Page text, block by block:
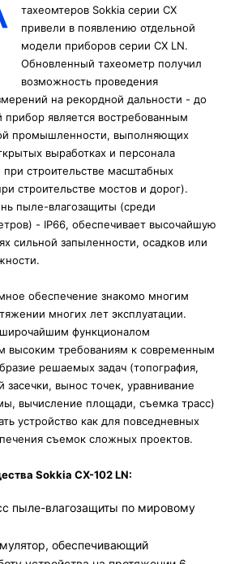
тахеомтеров Sokkia серии CX
привели в появлению отдельной
модели приборов серии CX LN.
Обновленный тахеометр получил
возможность проведения
на рекордной дальности - до
является востребованным
промышленности, выполняющих
выработках и персонала
при строительстве масштабных
строительстве мостов и дорог).
пыле-влагозащиты (среди
- IP66, обеспечивает высочайшую
сильной запыленности, осадков или
обеспечение знакомо многим
многих лет эксплуатации.
функционалом
высоким требованиям к современным
решаемых задач (топография,
засечки, вынос точек, уравнивание
вычисление площади, съемка трасс)
устройство как для повседневных
съемок сложных проектов.
Sokkia CX-102 LN:
пыле-влагозащиты по мировому
обеспечивающий